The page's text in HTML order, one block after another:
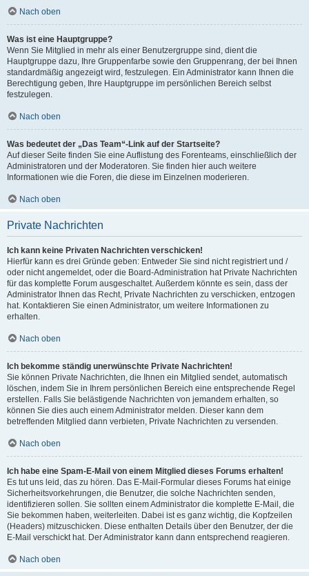
Nach oben
Was ist eine Hauptgruppe?
Wenn Sie Mitglied in mehr als einer Benutzergruppe sind, dient die
Hauptgruppe dazu, Ihre Gruppenfarbe sowie den Gruppenrang, der bei Ihnen
standardmäßig angezeigt wird, festzulegen. Ein Administrator kann Ihnen die
Berechtigung geben, Ihre Hauptgruppe im persönlichen Bereich selbst
festzulegen.
Nach oben
Was bedeutet der „Das Team“-Link auf der Startseite?
Auf dieser Seite finden Sie eine Auflistung des Forenteams, einschließlich der
Administratoren und der Moderatoren. Sie finden hier auch weitere
Informationen wie die Foren, die diese im Einzelnen moderieren.
Nach oben
Private Nachrichten
Ich kann keine Privaten Nachrichten verschicken!
Hierfür kann es drei Gründe geben: Entweder Sie sind nicht registriert und /
oder nicht angemeldet, oder die Board-Administration hat Private Nachrichten
für das komplette Forum ausgeschaltet. Außerdem könnte es sein, dass der
Administrator Ihnen das Recht, Private Nachrichten zu verschicken, entzogen
hat. Kontaktieren Sie einen Administrator, um weitere Informationen zu
erhalten.
Nach oben
Ich bekomme ständig unerwünschte Private Nachrichten!
Sie können Private Nachrichten, die Ihnen ein Mitglied sendet, automatisch
löschen, indem Sie in Ihrem persönlichen Bereich eine entsprechende Regel
erstellen. Falls Sie belästigende Nachrichten von jemandem erhalten, so
können Sie dies auch einem Administrator melden. Dieser kann dem
betreffenden Mitglied dann verbieten, Private Nachrichten zu versenden.
Nach oben
Ich habe eine Spam-E-Mail von einem Mitglied dieses Forums erhalten!
Es tut uns leid, das zu hören. Das E-Mail-Formular dieses Forums hat einige
Sicherheitsvorkehrungen, die Benutzer, die solche Nachrichten senden,
identifizieren sollen. Sie sollten einem Administrator die komplette E-Mail, die
Sie bekommen haben, weiterleiten. Dabei ist es ganz wichtig, die Kopfzeilen
(Headers) mitzuschicken. Diese enthalten Details über den Benutzer, der die
E-Mail verschickt hat. Der Administrator kann dann entsprechend reagieren.
Nach oben